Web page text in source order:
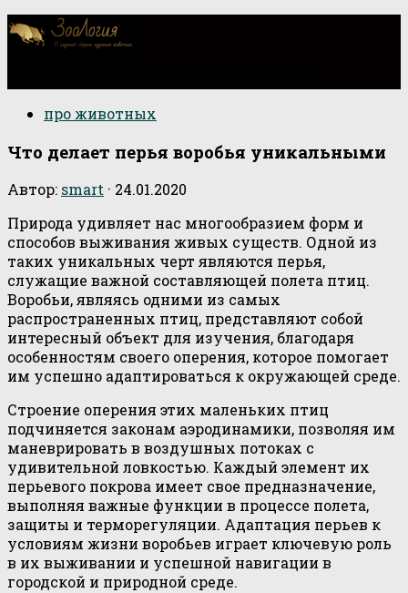
про животных
Что делает перья воробья уникальными
Автор: smart · 24.01.2020
Природа удивляет нас многообразием форм и
способов выживания живых существ. Одной из
таких уникальных черт являются перья,
служащие важной составляющей полета птиц.
Воробьи, являясь одними из самых
распространенных птиц, представляют собой
интересный объект для изучения, благодаря
особенностям своего оперения, которое помогает
им успешно адаптироваться к окружающей среде.
Строение оперения этих маленьких птиц
подчиняется законам аэродинамики, позволяя им
маневрировать в воздушных потоках с
удивительной ловкостью. Каждый элемент их
перьевого покрова имеет свое предназначение,
выполняя важные функции в процессе полета,
защиты и терморегуляции. Адаптация перьев к
условиям жизни воробьев играет ключевую роль
в их выживании и успешной навигации в
городской и природной среде.